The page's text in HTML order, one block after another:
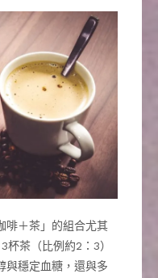
啡＋茶」的組合尤其
茶（比例約2：3）
與穩定血糖，還與多